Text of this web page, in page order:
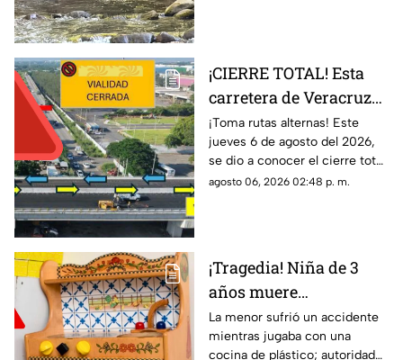
¡CIERRE TOTAL! Esta
carretera de Veracruz
permanecerá cerrada
temporalmente por
trabajo
¡Toma rutas alternas! Este
jueves 6 de agosto del 2026,
se dio a conocer el cierre total
de una carretera en el estado
agosto 06, 2026 02:48 p. m.
¡Tragedia! Niña de 3
años muere
DESNUCADA tras
quedar atorada en una
La menor sufrió un accidente
mientras jugaba con una
cocina de plástico; autoridades